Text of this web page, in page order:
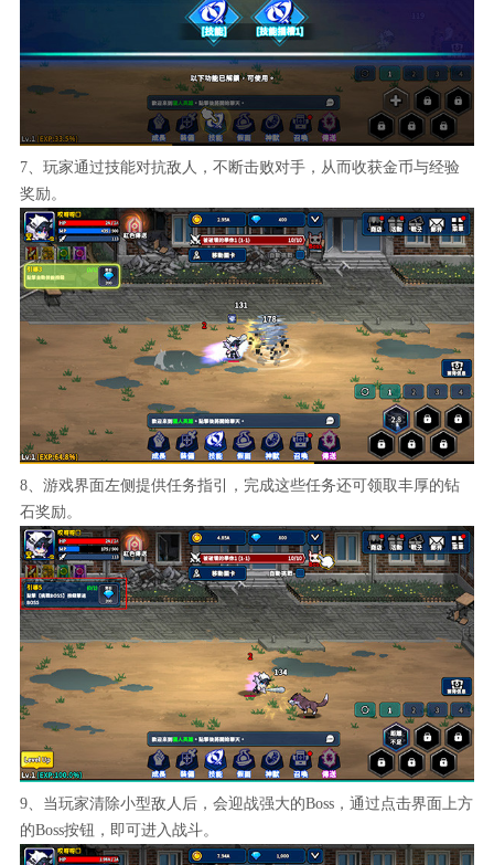
7、玩家通过技能对抗敌人，不断击败对手，从而收获金币与经验
奖励。
8、游戏界面左侧提供任务指引，完成这些任务还可领取丰厚的钻
石奖励。
9、当玩家清除小型敌人后，会迎战强大的Boss，通过点击界面上方
的Boss按钮，即可进入战斗。